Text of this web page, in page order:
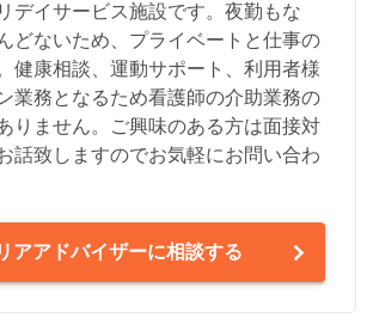
デイサービス施設です。夜勤もな
どないため、プライベートと仕事の
健康相談、運動サポート、利用者様
業務となるため看護師の介助業務の
りません。ご興味のある方は面接対
話致しますのでお気軽にお問い合わ
アアドバイザーに相談する